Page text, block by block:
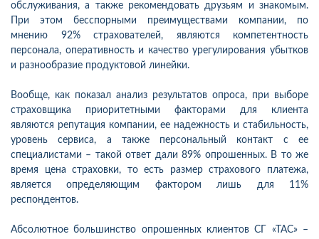
обслуживания, а также рекомендовать друзьям и знакомым.
При этом бесспорными преимуществами компании, по
мнению 92% страхователей, являются компетентность
персонала, оперативность и качество урегулирования убытков
и разнообразие продуктовой линейки.
Вообще, как показал анализ результатов опроса, при выборе
страховщика приоритетными факторами для клиента
являются репутация компании, ее надежность и стабильность,
уровень сервиса, а также персональный контакт с ее
специалистами – такой ответ дали 89% опрошенных. В то же
время цена страховки, то есть размер страхового платежа,
является определяющим фактором лишь для 11%
респондентов.
Абсолютное большинство опрошенных клиентов СГ «ТАС» –